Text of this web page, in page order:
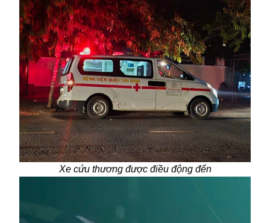
Xe cứu thương được điều động đến